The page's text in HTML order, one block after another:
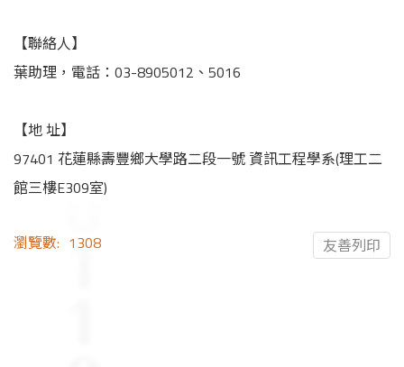
【聯絡人】
葉助理，電話：03-8905012、5016
【地 址】
97401 花蓮縣壽豐鄉大學路二段一號 資訊工程學系(理工二
館三樓E309室)
瀏覽數: 1308 友善列印